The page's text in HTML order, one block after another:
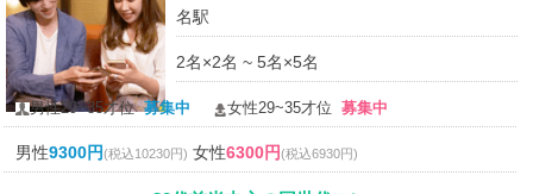
名駅
2名×2名 ~ 5名×5名
男性29~35才位募集中 女性29~35才位 募集中
男性9300円(税込10230円) 女性6300円(税込6930円)